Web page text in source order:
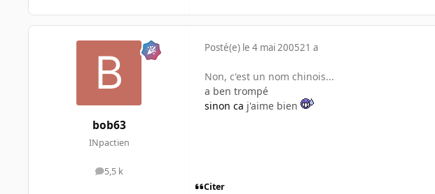
bob63
INpactien
5,5 k
messages
Posté(e) le 4 mai 200521 a
Non, c'est un nom chinois...
a ben trompé
sinon ca j'aime bien
Citer